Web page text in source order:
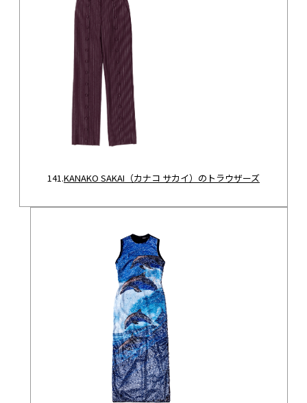
141.KANAKO SAKAI（カナコ サカイ）のトラウザーズ